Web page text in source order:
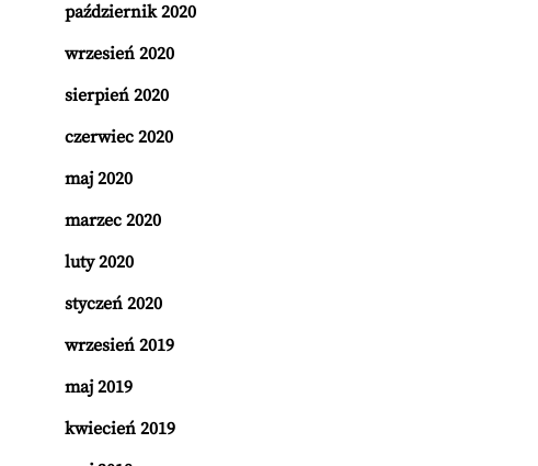
październik 2020
wrzesień 2020
sierpień 2020
czerwiec 2020
maj 2020
marzec 2020
luty 2020
styczeń 2020
wrzesień 2019
maj 2019
kwiecień 2019